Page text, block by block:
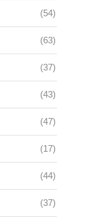
(54)
(63)
(37)
(43)
(47)
(17)
(44)
(37)